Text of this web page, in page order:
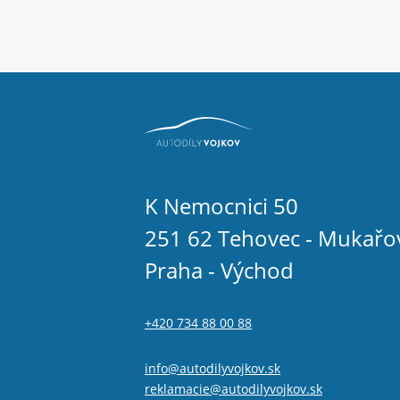
K Nemocnici 50
251 62 Tehovec -
Praha - Východ
+420 734 88 00 88
info@autodilyvojkov.sk
reklamacie@autodilyvojkov.sk